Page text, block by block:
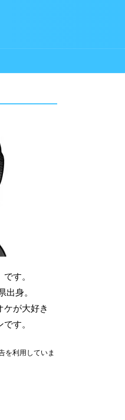
す。
身。
ケが大好き
す。
を利用していま